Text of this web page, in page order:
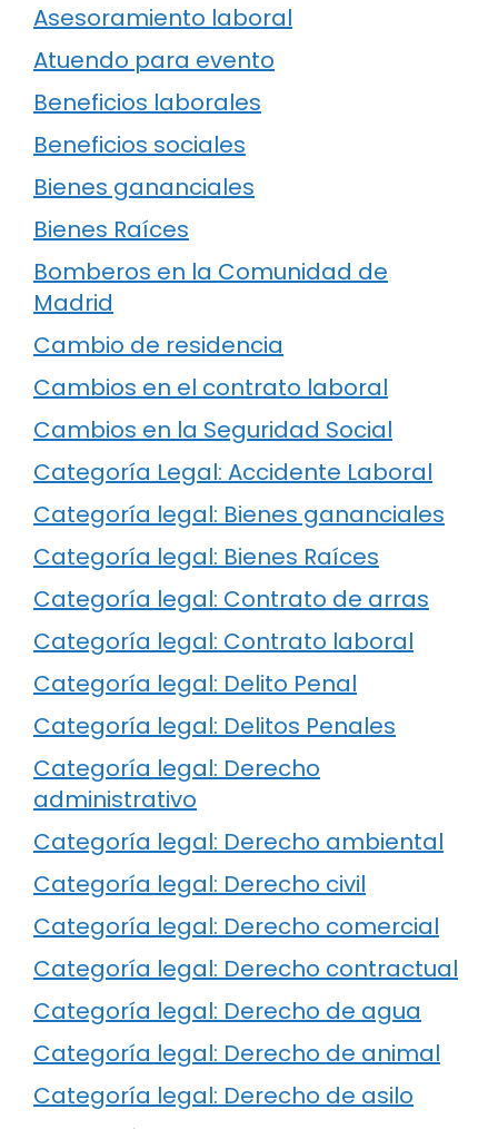
Asesoramiento laboral
Atuendo para evento
Beneficios laborales
Beneficios sociales
Bienes gananciales
Bienes Raíces
Bomberos en la Comunidad de
Madrid
Cambio de residencia
Cambios en el contrato laboral
Cambios en la Seguridad Social
Categoría Legal: Accidente Laboral
Categoría legal: Bienes gananciales
Categoría legal: Bienes Raíces
Categoría legal: Contrato de arras
Categoría legal: Contrato laboral
Categoría legal: Delito Penal
Categoría legal: Delitos Penales
Categoría legal: Derecho
administrativo
Categoría legal: Derecho ambiental
Categoría legal: Derecho civil
Categoría legal: Derecho comercial
Categoría legal: Derecho contractual
Categoría legal: Derecho de agua
Categoría legal: Derecho de animal
Categoría legal: Derecho de asilo